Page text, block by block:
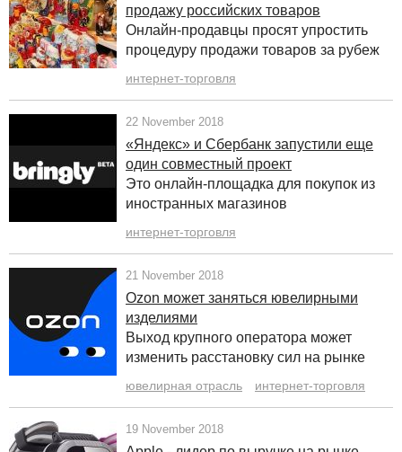
продажу российских товаров
Онлайн-продавцы просят упростить
процедуру продажи товаров за рубеж
интернет-торговля
22 November 2018
«Яндекс» и Сбербанк запустили еще
один совместный проект
Это онлайн-площадка для покупок из
иностранных магазинов
интернет-торговля
21 November 2018
Ozon может заняться ювелирными
изделиями
Выход крупного оператора может
изменить расстановку сил на рынке
ювелирная отрасль интернет-торговля
19 November 2018